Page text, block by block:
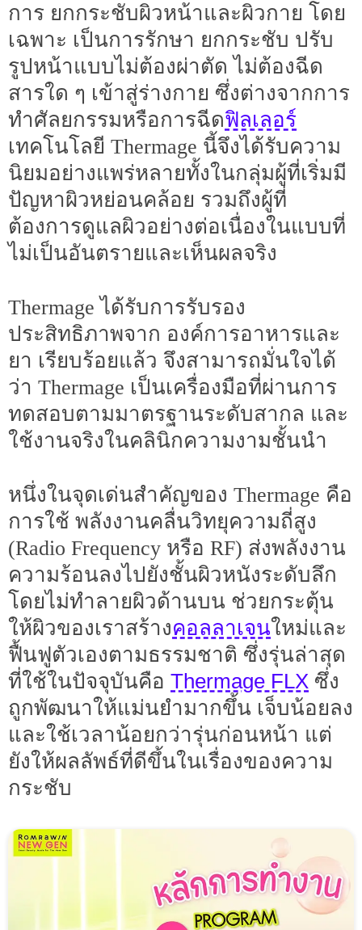
การ ยกกระชับผิวหน้าและผิวกาย โดย
เฉพาะ เป็นการรักษา ยกกระชับ ปรับ
รูปหน้าแบบไม่ต้องผ่าตัด ไม่ต้องฉีด
สารใด ๆ เข้าสู่ร่างกาย ซึ่งต่างจากการ
ทำศัลยกรรมหรือการฉีดฟิลเลอร์
เทคโนโลยี Thermage นี้จึงได้รับความ
นิยมอย่างแพร่หลายทั้งในกลุ่มผู้ที่เริ่มมี
ปัญหาผิวหย่อนคล้อย รวมถึงผู้ที่
ต้องการดูแลผิวอย่างต่อเนื่องในแบบที่
ไม่เป็นอันตรายและเห็นผลจริง
Thermage ได้รับการรับรอง
ประสิทธิภาพจาก องค์การอาหารและ
ยา เรียบร้อยแล้ว จึงสามารถมั่นใจได้
ว่า Thermage เป็นเครื่องมือที่ผ่านการ
ทดสอบตามมาตรฐานระดับสากล และ
ใช้งานจริงในคลินิกความงามชั้นนำ
หนึ่งในจุดเด่นสำคัญของ Thermage คือ
การใช้ พลังงานคลื่นวิทยุความถี่สูง
(Radio Frequency หรือ RF) ส่งพลังงาน
ความร้อนลงไปยังชั้นผิวหนังระดับลึก
โดยไม่ทำลายผิวด้านบน ช่วยกระตุ้น
ให้ผิวของเราสร้างคอลลาเจนใหม่และ
ฟื้นฟูตัวเองตามธรรมชาติ ซึ่งรุ่นล่าสุด
ที่ใช้ในปัจจุบันคือ Thermage FLX ซึ่ง
ถูกพัฒนาให้แม่นยำมากขึ้น เจ็บน้อยลง
และใช้เวลาน้อยกว่ารุ่นก่อนหน้า แต่
ยังให้ผลลัพธ์ที่ดีขึ้นในเรื่องของความ
กระชับ